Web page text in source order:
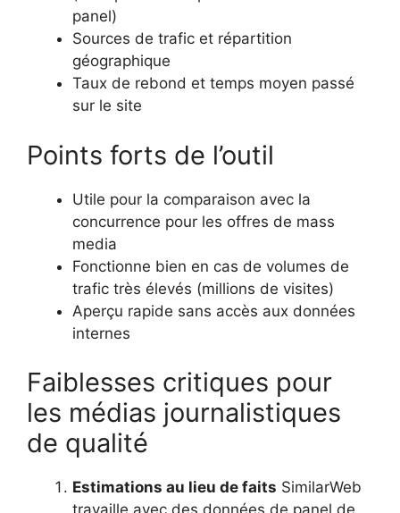
panel)
Sources de trafic et répartition
géographique
Taux de rebond et temps moyen passé
sur le site
Points forts de l’outil
Utile pour la comparaison avec la
concurrence pour les offres de mass
media
Fonctionne bien en cas de volumes de
trafic très élevés (millions de visites)
Aperçu rapide sans accès aux données
internes
Faiblesses critiques pour
les médias journalistiques
de qualité
Estimations au lieu de faits SimilarWeb